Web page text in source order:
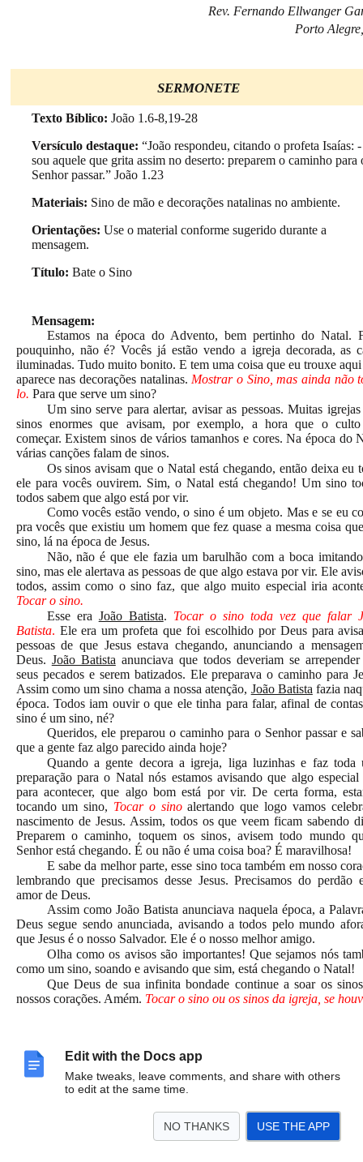
Edit with the Docs app
Make tweaks, leave comments, and share with others
to edit at the same time.
NO THANKS USE THE APP
Rev. Fernando Ellwanger
Porto
SERMONETE
Texto Bíblico: João 1.6-8,19-28
Versículo destaque: “João respondeu, citando o profeta Isaías:
sou aquele que grita assim no deserto: preparem o caminho para
Senhor passar.” João 1.23
Materiais: Sino de mão e decorações natalinas no ambiente.
Orientações: Use o material conforme sugerido durante a
mensagem.
Título: Bate o Sino
Mensagem:
Estamos na época do Advento, bem pertinho do Natal.
pouquinho, não é? Vocês já estão vendo a igreja decorada, as
iluminadas. Tudo muito bonito. E tem uma coisa que eu trouxe
aparece nas decorações natalinas.Mostrar o Sino, mas ainda não
lo. Para que serve um sino?
Um sino serve para alertar, avisar as pessoas. Muitas
sinos enormes que avisam, por exemplo, a hora que o
começar. Existem sinos de vários tamanhos e cores. Na época do
várias canções falam de sinos.
Os sinos avisam que o Natal está chegando, então deixa eu
ele para vocês ouvirem. Sim, o Natal está chegando! Um sino
todos sabem que algo está por vir.
Como vocês estão vendo, o sino é um objeto. Mas e se eu
pra vocês que existiu um homem que fez quase a mesma coisa
sino, lá na época de Jesus.
Não, não é que ele fazia um barulhão com a boca
sino, mas ele alertava as pessoas de que algo estava por vir. Ele
todos, assim como o sino faz, que algo muito especial iria
Tocar o sino.
Esse era João Batista. Tocar o sino toda vez que falar
Batista. Ele era um profeta que foi escolhido por Deus para
pessoas de que Jesus estava chegando, anunciando a
Deus. João Batista anunciava que todos deveriam se
seus pecados e serem batizados. Ele preparava o caminho para
Assim como um sino chama a nossa atenção, João Batista fazia
época. Todos iam ouvir o que ele tinha para falar, afinal de
sino é um sino, né?
Queridos, ele preparou o caminho para o Senhor passar e
que a gente faz algo parecido ainda hoje?
Quando a gente decora a igreja, liga luzinhas e faz toda
preparação para o Natal nós estamos avisando que algo especial
para acontecer, que algo bom está por vir. De certa forma,
tocando um sino, Tocar o sinoalertando que logo vamos
nascimento de Jesus. Assim, todos os que veem ficam sabendo
Preparem o caminho, toquem os sinos, avisem todo mundo
Senhor está chegando. É ou não é uma coisa boa? É maravilhosa!
E sabe da melhor parte, esse sino toca também em nosso
lembrando que precisamos desse Jesus. Precisamos do perdão
amor de Deus.
Assim como João Batista anunciava naquela época, a
Deus segue sendo anunciada, avisando a todos pelo mundo
que Jesus é o nosso Salvador. Ele é o nosso melhor amigo.
Olha como os avisos são importantes! Que sejamos nós
como um sino, soando e avisando que sim, está chegando o Natal!
Que Deus de sua infinita bondade continue a soar os
nossos corações. Amém. Tocar o sino ou os sinos da igreja, se
Bênção das crianças:
Que o Espírito Santo, que iluminou vocês pelo
chamou pelo evangelho, siga cuidando de vocês. E que a
continue sendo anunciada como um belo sino que anuncia que
Natal, o nascimento do nosso Salvador. Em nome de Jesus,